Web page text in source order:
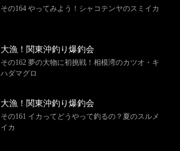
その164 やってみよう！シャコテンヤのスミイカ
大漁！関東沖釣り爆釣会
その162 夢の大物に初挑戦！相模湾のカツオ・キ
ハダマグロ
大漁！関東沖釣り爆釣会
その161 イカってどうやって釣るの？夏のスルメ
イカ